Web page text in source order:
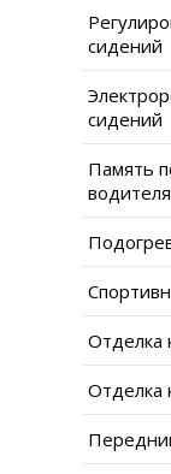
сидений
сидений
Память
водителя
Отделка
Отделка